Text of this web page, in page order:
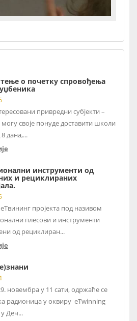
о почетку спровођења
привредни субјекти –
своје понуде доставити школи
дана,...
инструменти од
и рециклираних
пројекта под називом
плесови и инструменти
од рециклиран...
новембра у 11 сати, одржаће се
радионица у оквиру eTwinning
Деч...